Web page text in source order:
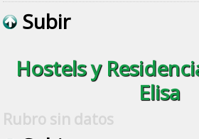
Subir
Hostels y
Elisa
Rubro sin datos